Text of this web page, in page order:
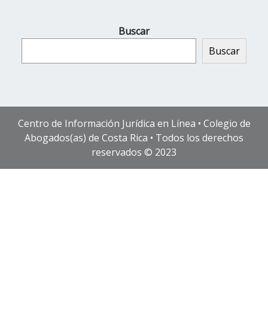
Buscar
Buscar
Centro de Información Jurídica en Línea • Colegio de
Abogados(as) de Costa Rica • Todos los derechos
reservados © 2023